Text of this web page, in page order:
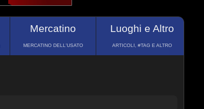
Mercatino
MERCATINO DELL'USATO
Luoghi e Altro
ARTICOLI, #TAG E ALTRO